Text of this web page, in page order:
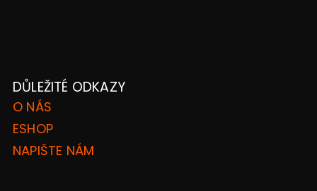
DŮLEŽITÉ ODKAZY
O NÁS
ESHOP
NAPIŠTE NÁM